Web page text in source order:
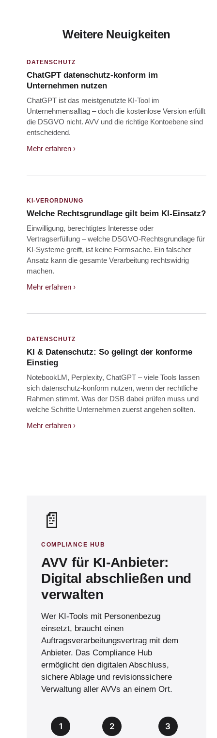
Weitere Neuigkeiten
DATENSCHUTZ
ChatGPT datenschutz-konform im
Unternehmen nutzen
ChatGPT ist das meistgenutzte KI-Tool im
Unternehmensalltag – doch die kostenlose Version erfüllt
die DSGVO nicht. AVV und die richtige Kontoebene sind
entscheidend.
Mehr erfahren ›
KI-VERORDNUNG
Welche Rechtsgrundlage gilt beim KI-Einsatz?
Einwilligung, berechtigtes Interesse oder
Vertragserfüllung – welche DSGVO-Rechtsgrundlage für
KI-Systeme greift, ist keine Formsache. Ein falscher
Ansatz kann die gesamte Verarbeitung rechtswidrig
machen.
Mehr erfahren ›
DATENSCHUTZ
KI & Datenschutz: So gelingt der konforme
Einstieg
NotebookLM, Perplexity, ChatGPT – viele Tools lassen
sich datenschutz-konform nutzen, wenn der rechtliche
Rahmen stimmt. Was der DSB dabei prüfen muss und
welche Schritte Unternehmen zuerst angehen sollten.
Mehr erfahren ›
📄
COMPLIANCE HUB
AVV für KI-Anbieter:
Digital abschließen und
verwalten
Wer KI-Tools mit Personenbezug
einsetzt, braucht einen
Auftragsverarbeitungsvertrag mit dem
Anbieter. Das Compliance Hub
ermöglicht den digitalen Abschluss,
sichere Ablage und revisionssichere
Verwaltung aller AVVs an einem Ort.
1 2 3